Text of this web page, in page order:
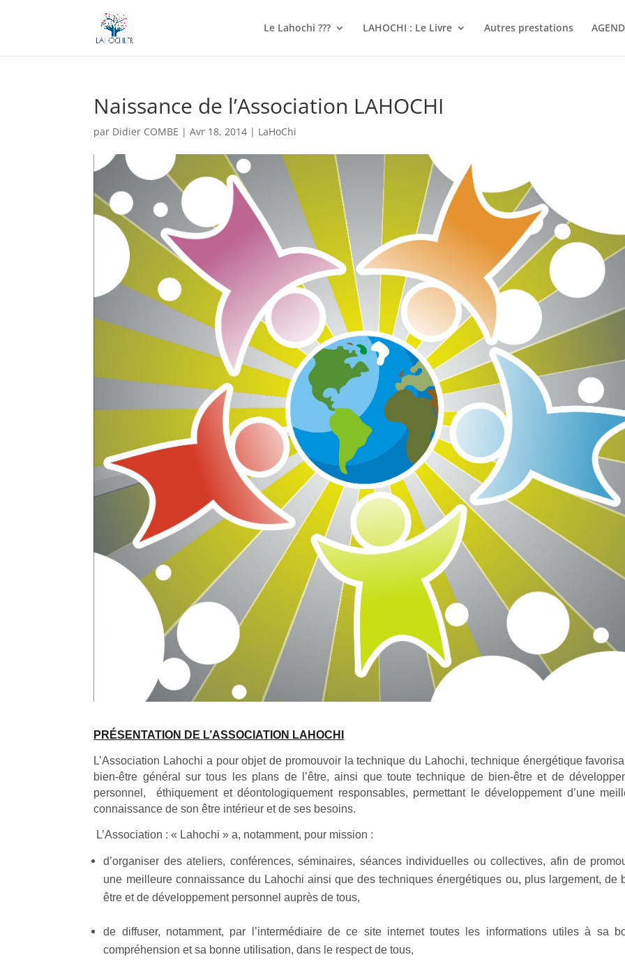
Le Lahochi ??? LAHOCHI : Le Livre Autres prestations
Naissance de l’Association LAHOCHI
par Didier COMBE |Avr 18, 2014 | LaHoChi
PRÉSENTATION DE L’ASSOCIATION LAHOCHI
L’Association Lahochi a pour objet de promouvoir la technique du Lahochi, technique énergétique
bien-être général sur tous les plans de l’être, ainsi que toute technique de bien-être et de
personnel, éthiquement et déontologiquement responsables, permettant le développement d’une
connaissance de son être intérieur et de ses besoins.
L’Association : « Lahochi » a, notamment, pour mission :
d’organiser des ateliers, conférences, séminaires, séances individuelles ou collectives, afin de
une meilleure connaissance du Lahochi ainsi que des techniques énergétiques ou, plus largement, de
être et de développement personnel auprès de tous,
de diffuser, notamment, par l’intermédiaire de ce site internet toutes les informations utiles à sa
compréhension et sa bonne utilisation, dans le respect de tous,